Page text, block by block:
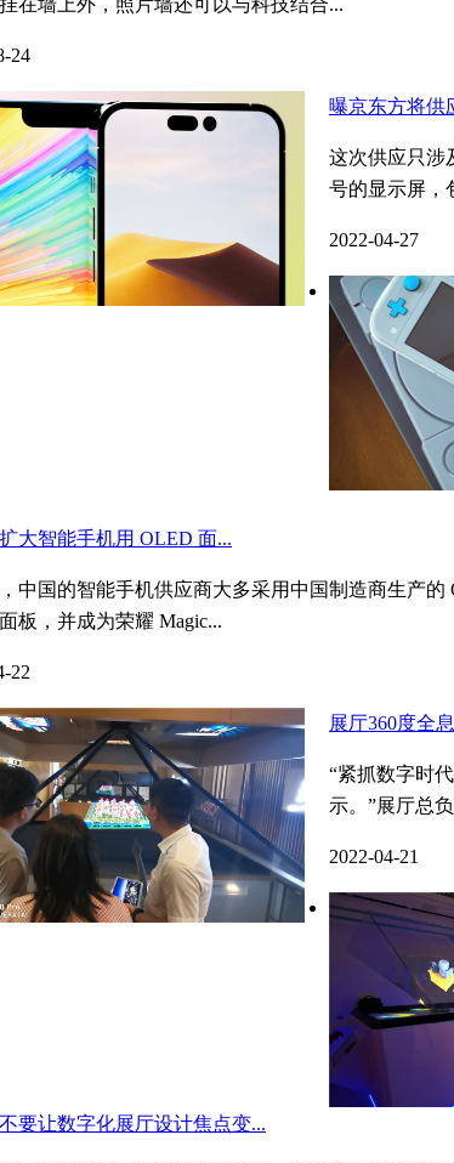
在墙上外，照片墙还可以与科技结合...
24
曝京东方将供
这次供应只涉
号的显示屏，
2022-04-27
大智能手机用 OLED 面...
中国的智能手机供应商大多采用中国制造商生产
板，并成为荣耀 Magic...
22
展厅360度全
“紧抓数字时
示。”展厅总
2022-04-21
要让数字化展厅设计焦点变...